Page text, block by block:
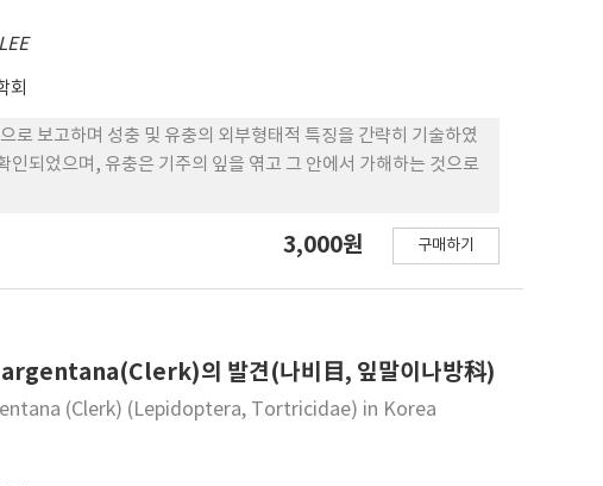
회
보고하며 성충 및 유충의 외부형태적 특징을 간략히 기술하였
되었으며, 유충은 기주의 잎을 엮고 그 안에서 가해하는 것으로
3,000원 구매하기
의 발견(나비目, 잎말이나방科)
(Clerk) (Lepidoptera, Tortricidae) in Korea